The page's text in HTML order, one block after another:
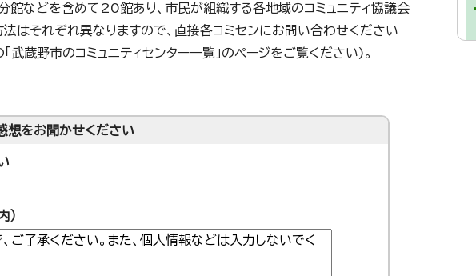
分館などを含めて20館あり、市民が組織する各地域のコミュニティ協議会
はそれぞれ異なりますので、直接各コミセンにお問い合わせください
蔵野市のコミュニティセンター一覧」のページをご覧ください)。
想をお聞かせください
）